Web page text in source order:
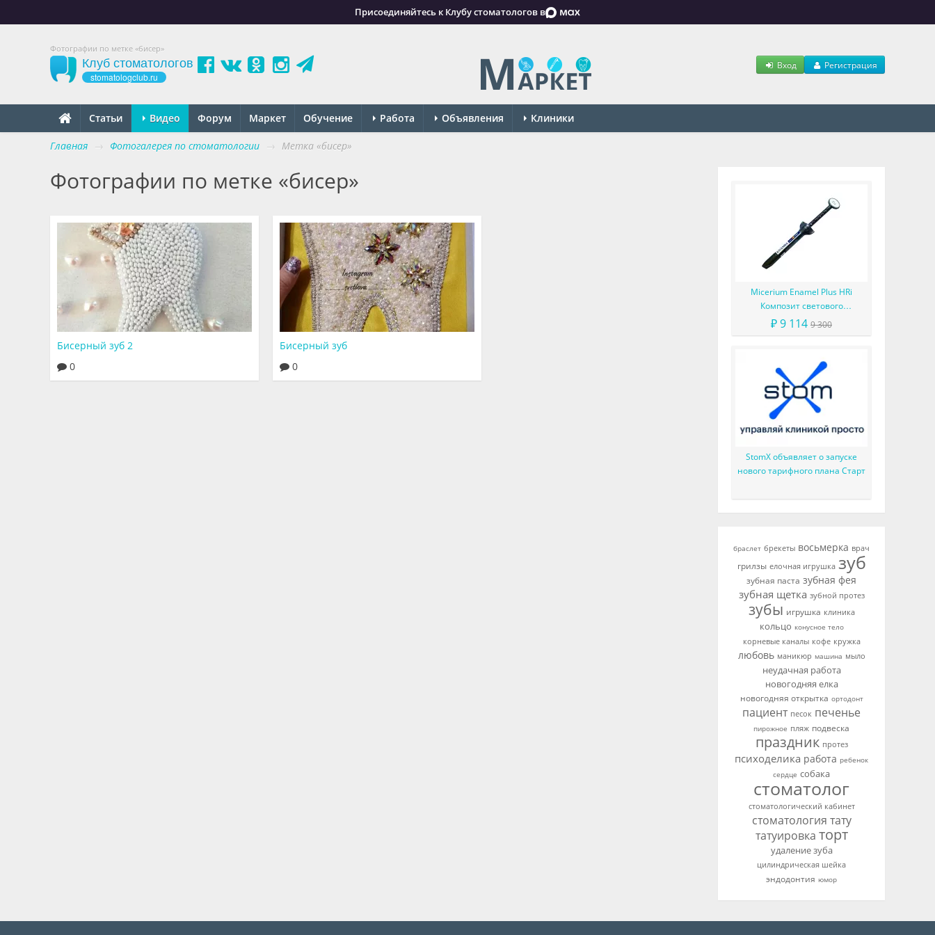
Присоединяйтесь к Клубу стоматологов в
Фотографии по метке «бисер»
Клуб стоматологов
stomatologclub.ru
Вход Регистрация
Статьи Видео Форум Маркет Обучение Работа Объявления Клиники
Главная → Фотогалерея по стоматологии → Метка «бисер»
Фотографии по метке «бисер»
Бисерный зуб 2
0
Бисерный зуб
0
Micerium Enamel Plus HRi
Композит светового
отверждения в шприце
₽ 9 114 9 300
StomX объявляет о запуске
нового тарифного плана Старт
браслет брекеты восьмерка врач
грилзы елочная игрушка зуб
зубная паста зубная фея
зубная щетка зубной протез
зубы игрушка клиника
кольцо конусное тело
корневые каналы кофе кружка
любовь маникюр машина мыло
неудачная работа
новогодняя елка
новогодняя открытка ортодонт
пациент песок печенье
пирожное пляж подвеска
праздник протез
психоделика работа ребенок
сердце собака
стоматолог
стоматологический кабинет
стоматология тату
татуировка торт
удаление зуба
цилиндрическая шейка
эндодонтия юмор